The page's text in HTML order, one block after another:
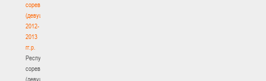
соревнования
(девушки)
2012-
2013
гг.р.
Республиканские
соревнования
(девушки)